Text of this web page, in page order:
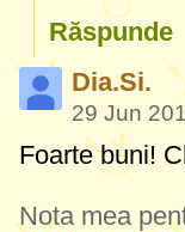
Răspunde
Dia.Si.
29 Jun
Foarte buni!
Nota mea